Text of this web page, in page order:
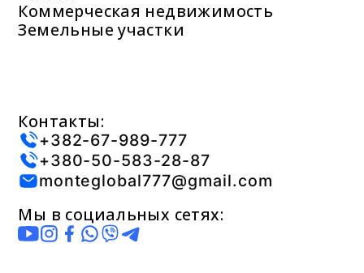
Коммерческая недвижимость
Земельные участки
Контакты:
+382-67-989-777
+380-50-583-28-87
monteglobal777@gmail.com
Мы в социальных сетях: